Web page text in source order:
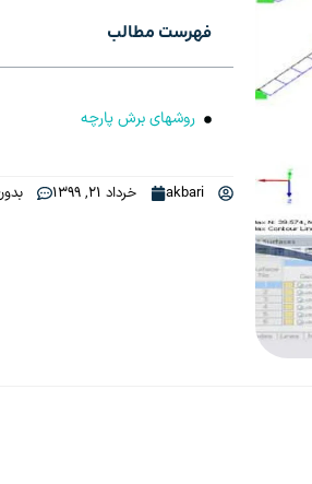
فهرست مطالب
روشهای برش پارچه
akbari خرداد 21, 1399